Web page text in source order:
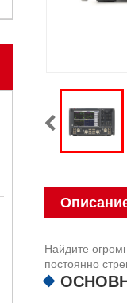
Найдите
постоянно